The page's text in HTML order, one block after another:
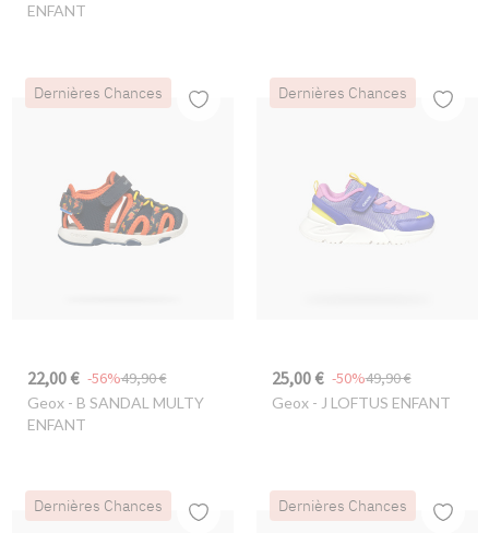
ENFANT
Dernières Chances
22,00 € 49,90 €
-56%
Geox- B SANDAL MULTY
ENFANT
Dernières Chances
25,00 € 49,90 €
-50%
Geox- J LOFTUS ENFANT
Dernières Chances Dernières Chances